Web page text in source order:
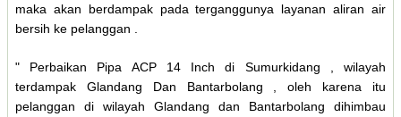
maka akan berdampak pada terganggunya layanan aliran air
bersih ke pelanggan .
" Perbaikan Pipa ACP 14 Inch di Sumurkidang , wilayah
terdampak Glandang Dan Bantarbolang , oleh karena itu
pelanggan di wilayah Glandang dan Bantarbolang dihimbau